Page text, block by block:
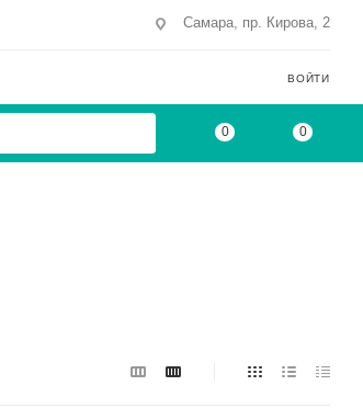
Самара, пр. Кирова, 2
ВОЙТИ
0 0